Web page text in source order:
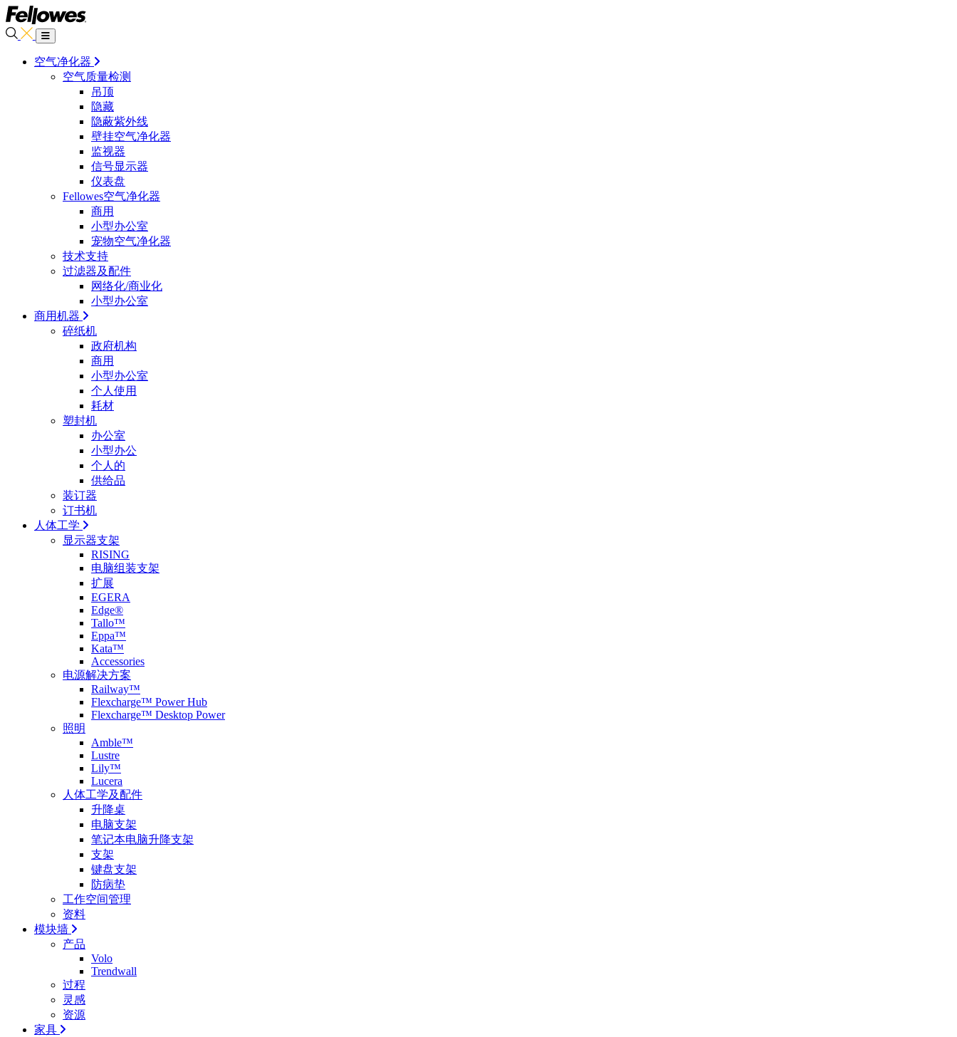
空气净化器
空气质量检测
吊顶
隐藏
隐蔽紫外线
壁挂空气净化器
监视器
信号显示器
仪表盘
Fellowes空气净化器
商用
小型办公室
宠物空气净化器
技术支持
过滤器及配件
网络化/商业化
小型办公室
商用机器
碎纸机
政府机构
商用
小型办公室
个人使用
耗材
塑封机
办公室
小型办公
个人的
供给品
装订器
订书机
人体工学
显示器支架
RISING
电脑组装支架
扩展
EGERA
Edge®
Tallo™
Eppa™
Kata™
Accessories
电源解决方案
Railway™
Flexcharge™ Power Hub
Flexcharge™ Desktop Power
照明
Amble™
Lustre
Lily™
Lucera
人体工学及配件
升降桌
电脑支架
笔记本电脑升降支架
支架
键盘支架
防病垫
工作空间管理
资料
模块墙
产品
Volo
Trendwall
过程
灵感
资源
家具